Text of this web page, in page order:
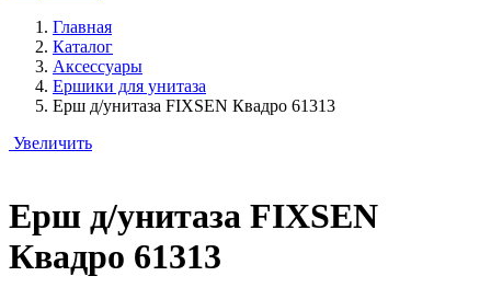
Главная
Каталог
Аксессуары
Ершики для унитаза
Ерш д/унитаза FIXSEN Квадро 61313
Увеличить
Ерш д/унитаза FIXSEN
Квадро 61313